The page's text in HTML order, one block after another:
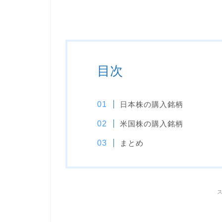
目次
日本株の購入銘柄
米国株の購入銘柄
まとめ